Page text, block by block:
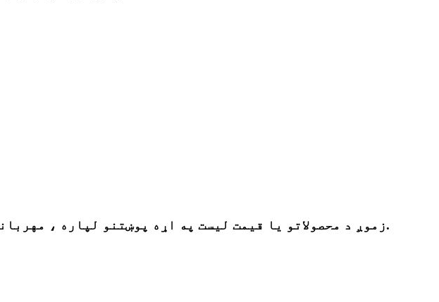
زموږ د محصولاتو یا قیمت لیست په اړه پوښتنو لپاره ، مهرباني وکړئ خپل بریښنالیک موږ ته پریږدئ او موږ به په 24 ساعتونو کې اړیکه ونیسو.